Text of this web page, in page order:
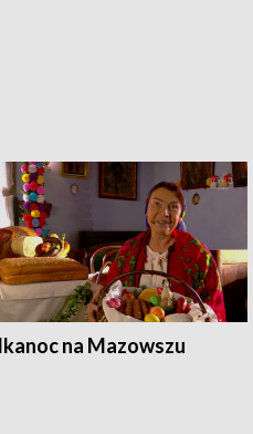
na Mazowszu